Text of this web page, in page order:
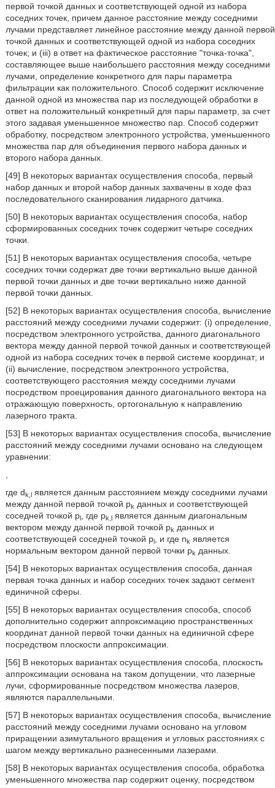
первой точкой данных и соответствующей одной из набора
соседних точек, причем данное расстояние между соседними
лучами представляет линейное расстояние между данной первой
точкой данных и соответствующей одной из набора соседних
точек; и (iii) в ответ на фактическое расстояние "точка-точка",
составляющее выше наибольшего расстояния между соседними
лучами, определение конкретного для пары параметра
фильтрации как положительного. Способ содержит исключение
данной одной из множества пар из последующей обработки в
ответ на положительный конкретный для пары параметр, за счет
этого задавая уменьшенное множество пар. Способ содержит
обработку, посредством электронного устройства, уменьшенного
множества пар для объединения первого набора данных и
второго набора данных.
[49] В некоторых вариантах осуществления способа, первый
набор данных и второй набор данных захвачены в ходе фаз
последовательного сканирования лидарного датчика.
[50] В некоторых вариантах осуществления способа, набор
сформированных соседних точек содержит четыре соседних
точки.
[51] В некоторых вариантах осуществления способа, четыре
соседних точки содержат две точки вертикально выше данной
первой точки данных и две точки вертикально ниже данной
первой точки данных.
[52] В некоторых вариантах осуществления способа, вычисление
расстояний между соседними лучами содержит: (i) определение,
посредством электронного устройства, данного диагонального
вектора между данной первой точкой данных и соответствующей
одной из набора соседних точек в первой системе координат; и
(ii) вычисление, посредством электронного устройства,
соответствующего расстояния между соседними лучами
посредством проецирования данного диагонального вектора на
отражающую поверхность, ортогональную к направлению
лазерного тракта.
[53] В некоторых вариантах осуществления способа, вычисление
расстояний между соседними лучами основано на следующем
уравнении:
где dk,lявляется данным расстоянием между соседними лучами
между данной первой точкой pk данных и соответствующей
соседней точкой pl, где pk,lявляется данным диагональным
вектором между данной первой точкой pk данных и
соответствующей соседней точкой pl, и где nk является
нормальным вектором данной первой точки pk данных.
[54] В некоторых вариантах осуществления способа, данная
первая точка данных и набор соседних точек задают сегмент
единичной сферы.
[55] В некоторых вариантах осуществления способа, способ
дополнительно содержит аппроксимацию пространственных
координат данной первой точки данных на единичной сфере
посредством плоскости аппроксимации.
[56] В некоторых вариантах осуществления способа, плоскость
аппроксимации основана на таком допущении, что лазерные
лучи, сформированные посредством множества лазеров,
являются параллельными.
[57] В некоторых вариантах осуществления способа, вычисление
расстояний между соседними лучами основано на угловом
приращении азимутального вращения и угловых расстояниях с
шагом между вертикально разнесенными лазерами.
[58] В некоторых вариантах осуществления способа, обработка
уменьшенного множества пар содержит оценку, посредством